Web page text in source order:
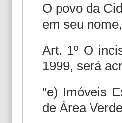
O povo da
em seu
Art. 1º O
1999, será
"e) Imóveis
de Área